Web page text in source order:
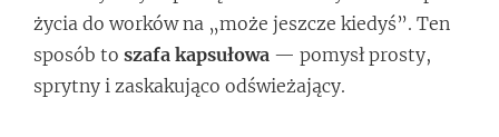
życia do worków na „może jeszcze kiedyś”. Ten
sposób to szafa kapsułowa — pomysł prosty,
sprytny i zaskakująco odświeżający.